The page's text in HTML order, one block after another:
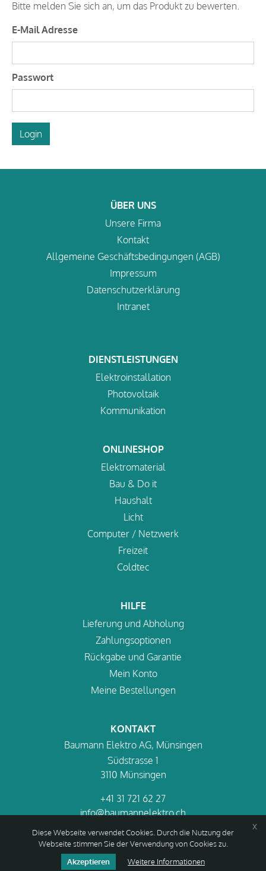
Bitte melden Sie sich an, um das Produkt zu bewerten.
E-Mail Adresse
Passwort
Login
ÜBER UNS
Unsere Firma
Kontakt
Allgemeine Geschäftsbedingungen (AGB)
Impressum
Datenschutzerklärung
Intranet
DIENSTLEISTUNGEN
Elektroinstallation
Photovoltaik
Kommunikation
ONLINESHOP
Elektromaterial
Bau & Do it
Haushalt
Licht
Computer / Netzwerk
Freizeit
Coldtec
HILFE
Lieferung und Abholung
Zahlungsoptionen
Rückgabe und Garantie
Mein Konto
Meine Bestellungen
KONTAKT
Baumann Elektro AG, Münsingen
Südstrasse 1
3110 Münsingen
+41 31 721 62 27
info@baumannelektro.ch
Diese Webseite verwendet Cookies. Durch die Nutzung der
Webseite stimmen Sie der Verwendung von Cookies zu.
Akzeptieren
Weitere Informationen
x